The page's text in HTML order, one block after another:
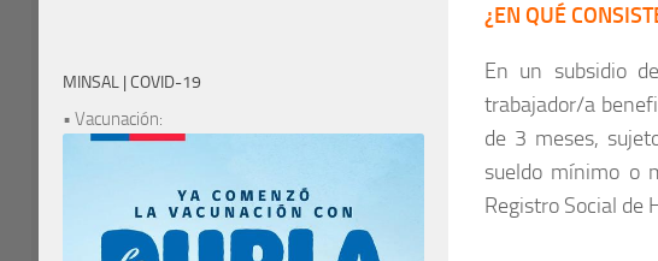
¿EN QUÉ
En un subsidio
trabajador/a
de 3 meses,
sueldo mínimo o
Registro Social de
MINSAL | COVID-19
• Vacunación: